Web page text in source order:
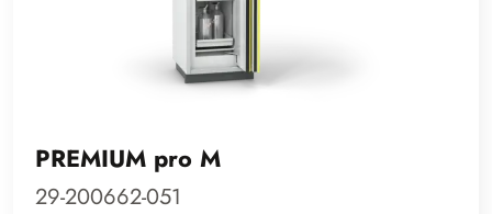
PREMIUM pro M
29-200662-051